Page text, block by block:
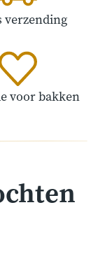
verzending
voor bakken